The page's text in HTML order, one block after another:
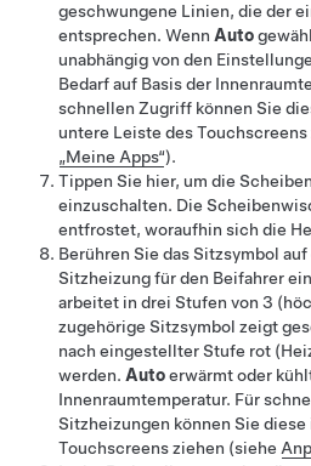
geschwungene Linien, die der
entsprechen. Wenn Auto
unabhängig von den
Bedarf auf Basis der
schnellen Zugriff können Sie
untere Leiste des
„Meine Apps“).
Tippen Sie hier, um die
einzuschalten. Die
entfrostet, woraufhin sich die
Berühren Sie das Sitzsymbol
Sitzheizung für den Beifahrer
arbeitet in drei Stufen von 3
zugehörige Sitzsymbol zeigt
nach eingestellter Stufe rot
werden. Autoerwärmtoder
Innenraumtemperatur. Für
Sitzheizungen können Sie
Touchscreens ziehen (siehe